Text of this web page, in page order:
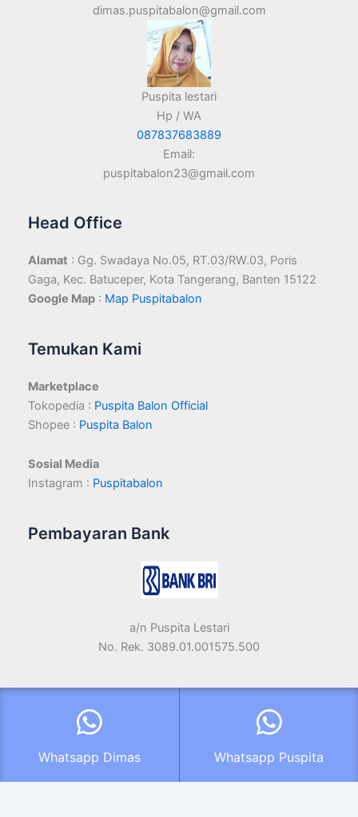
dimas.puspitabalon@gmail.com
Puspita lestari
Hp / WA
087837683889
Email:
puspitabalon23@gmail.com
Head Office
Alamat : Gg. Swadaya No.05, RT.03/RW.03, Poris
Gaga, Kec. Batuceper, Kota Tangerang, Banten 15122
Google Map : Map Puspitabalon
Temukan Kami
Marketplace
Tokopedia : Puspita Balon Official
Shopee : Puspita Balon
Sosial Media
Instagram : Puspitabalon
Pembayaran Bank
a/n Puspita Lestari
No. Rek. 3089.01.001575.500
Copyright © 2026 Puspita Balon Production | Powered by
Whatsapp Dimas Whatsapp Puspita